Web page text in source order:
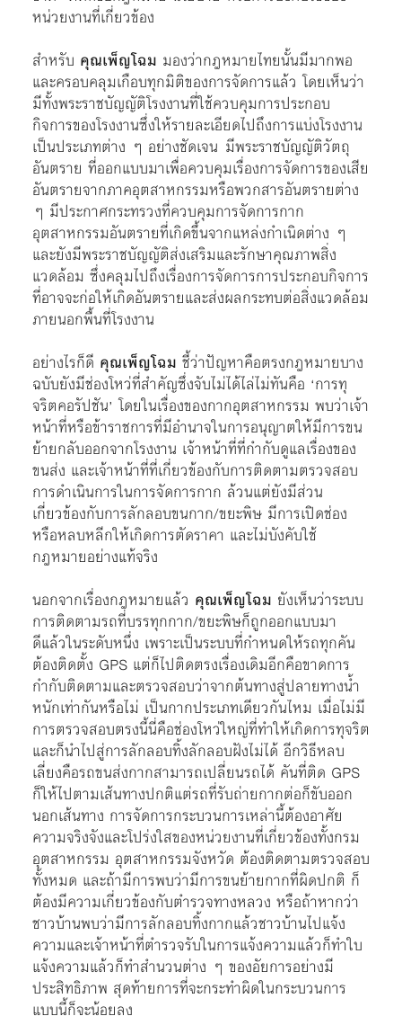
หน่วยงานที่เกี่ยวข้อง
สำหรับ คุณเพ็ญโฉม มองว่ากฎหมายไทยนั้นมีมากพอ
และครอบคลุมเกือบทุกมิติของการจัดการแล้ว โดยเห็นว่า
มีทั้งพระราชบัญญัติโรงงานที่ใช้ควบคุมการประกอบ
กิจการของโรงงานซึ่งให้รายละเอียดไปถึงการแบ่งโรงงาน
เป็นประเภทต่าง ๆ อย่างชัดเจน มีพระราชบัญญัติวัตถุ
อันตราย ที่ออกแบบมาเพื่อควบคุมเรื่องการจัดการของเสีย
อันตรายจากภาคอุตสาหกรรมหรือพวกสารอันตรายต่าง
ๆ มีประกาศกระทรวงที่ควบคุมการจัดการกาก
อุตสาหกรรมอันตรายที่เกิดขึ้นจากแหล่งกำเนิดต่าง ๆ
และยังมีพระราชบัญญัติส่งเสริมและรักษาคุณภาพสิ่ง
แวดล้อม ซึ่งคลุมไปถึงเรื่องการจัดการการประกอบกิจการ
ที่อาจจะก่อให้เกิดอันตรายและส่งผลกระทบต่อสิ่งแวดล้อม
ภายนอกพื้นที่โรงงาน
อย่างไรก็ดี คุณเพ็ญโฉม ชี้ว่าปัญหาคือตรงกฎหมายบาง
ฉบับยังมีช่องโหว่ที่สำคัญซึ่งจับไม่ได้ไล่ไม่ทันคือ ‘การทุ
จริตคอรัปชัน’ โดยในเรื่องของกากอุตสาหกรรม พบว่าเจ้า
หน้าที่หรือข้าราชการที่มีอำนาจในการอนุญาตให้มีการขน
ย้ายกลับออกจากโรงงาน เจ้าหน้าที่ที่กำกับดูแลเรื่องของ
ขนส่ง และเจ้าหน้าที่ที่เกี่ยวข้องกับการติดตามตรวจสอบ
การดำเนินการในการจัดการกาก ล้วนแต่ยังมีส่วน
เกี่ยวข้องกับการลักลอบขนกาก/ขยะพิษ มีการเปิดช่อง
หรือหลบหลีกให้เกิดการตัดราคา และไม่บังคับใช้
กฎหมายอย่างแท้จริง
นอกจากเรื่องกฎหมายแล้ว คุณเพ็ญโฉม ยังเห็นว่าระบบ
การติดตามรถที่บรรทุกกาก/ขยะพิษก็ถูกออกแบบมา
ดีแล้วในระดับหนึ่ง เพราะเป็นระบบที่กำหนดให้รถทุกคัน
ต้องติดตั้ง GPS แต่ก็ไปติดตรงเรื่องเดิมอีกคือขาดการ
กำกับติดตามและตรวจสอบว่าจากต้นทางสู่ปลายทางน้ำ
หนักเท่ากันหรือไม่ เป็นกากประเภทเดียวกันไหม เมื่อไม่มี
การตรวจสอบตรงนี้นี่คือช่องโหว่ใหญ่ที่ทำให้เกิดการทุจริต
และก็นำไปสู่การลักลอบทิ้งลักลอบฝังไม่ได้ อีกวิธีหลบ
เลี่ยงคือรถขนส่งกากสามารถเปลี่ยนรถได้ คันที่ติด GPS
ก็ให้ไปตามเส้นทางปกติแต่รถที่รับถ่ายกากต่อก็ขับออก
นอกเส้นทาง การจัดการกระบวนการเหล่านี้ต้องอาศัย
ความจริงจังและโปร่งใสของหน่วยงานที่เกี่ยวข้องทั้งกรม
อุตสาหกรรม อุตสาหกรรมจังหวัด ต้องติดตามตรวจสอบ
ทั้งหมด และถ้ามีการพบว่ามีการขนย้ายกากที่ผิดปกติ ก็
ต้องมีความเกี่ยวข้องกับตำรวจทางหลวง หรือถ้าหากว่า
ชาวบ้านพบว่ามีการลักลอบทิ้งกากแล้วชาวบ้านไปแจ้ง
ความและเจ้าหน้าที่ตำรวจรับในการแจ้งความแล้วก็ทำใบ
แจ้งความแล้วก็ทำสำนวนต่าง ๆ ของอัยการอย่างมี
ประสิทธิภาพ สุดท้ายการที่จะกระทำผิดในกระบวนการ
แบบนี้ก็จะน้อยลง